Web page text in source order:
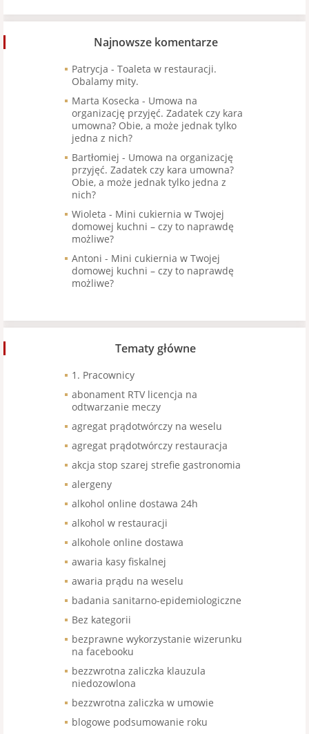
Najnowsze komentarze
Patrycja - Toaleta w restauracji.
Obalamy mity.
Marta Kosecka - Umowa na
organizację przyjęć. Zadatek czy kara
umowna? Obie, a może jednak tylko
jedna z nich?
Bartłomiej - Umowa na organizację
przyjęć. Zadatek czy kara umowna?
Obie, a może jednak tylko jedna z
nich?
Wioleta - Mini cukiernia w Twojej
domowej kuchni – czy to naprawdę
możliwe?
Antoni - Mini cukiernia w Twojej
domowej kuchni – czy to naprawdę
możliwe?
Tematy główne
1. Pracownicy
abonament RTV licencja na
odtwarzanie meczy
agregat prądotwórczy na weselu
agregat prądotwórczy restauracja
akcja stop szarej strefie gastronomia
alergeny
alkohol online dostawa 24h
alkohol w restauracji
alkohole online dostawa
awaria kasy fiskalnej
awaria prądu na weselu
badania sanitarno-epidemiologiczne
Bez kategorii
bezprawne wykorzystanie wizerunku
na facebooku
bezzwrotna zaliczka klauzula
niedozowlona
bezzwrotna zaliczka w umowie
blogowe podsumowanie roku